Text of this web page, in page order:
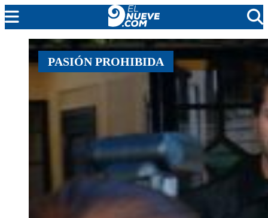
MENDOZA
CADA DÍA
ARGENTINA
NOTICIERO 9
EL NUEVE STREAMS
PROGRAMACIÓN
PASIÓN PROHIBIDA